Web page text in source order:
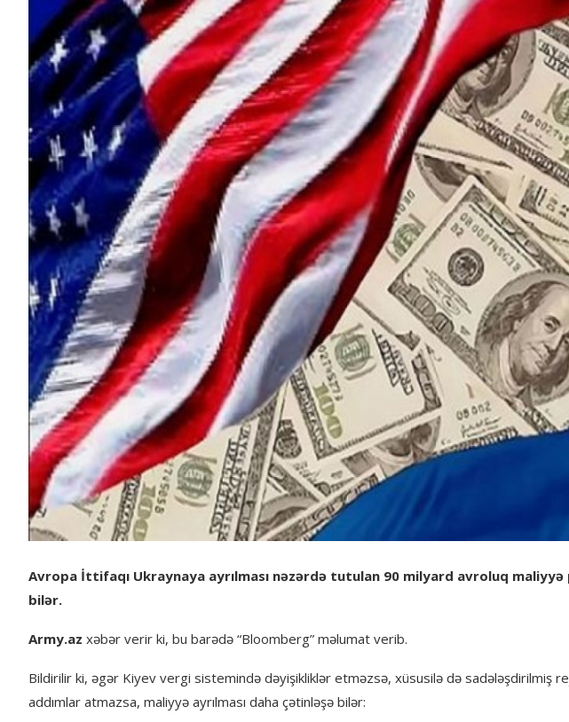
Avropa İttifaqı Ukraynaya ayrılması nəzərdə tutulan 90 milyard avroluq
bilər.
Army.az xəbər verir ki, bu barədə “Bloomberg” məlumat verib.
Bildirilir ki, əgər Kiyev vergi sistemində dəyişikliklər etməzsə, xüsusilə də sadələşdirilmiş
addımlar atmazsa, maliyyə ayrılması daha çətinləşə bilər: